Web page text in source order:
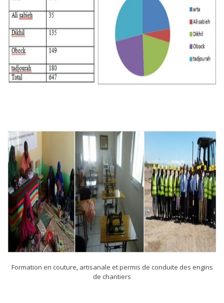
Formation en couture, artisanale et permis de conduite des engins
de chantiers